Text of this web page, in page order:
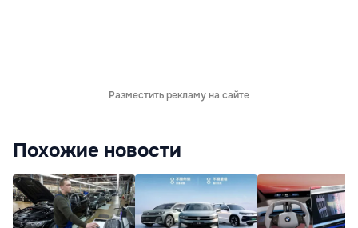
Разместить рекламу на сайте
Похожие новости